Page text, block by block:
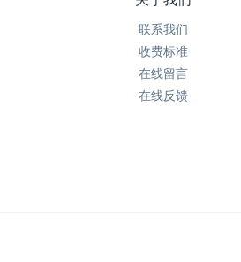
联系我们
收费标准
在线留言
在线反馈